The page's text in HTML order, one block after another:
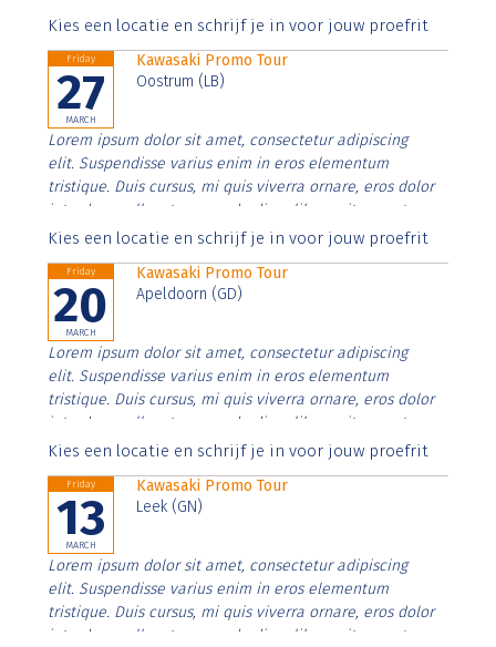
Aenean faucibus nibh et justo cursus id rutrum lorem
Kies een locatie en schrijf je in voor jouw proefrit
Friday
27
MARCH
Kawasaki Promo Tour
Oostrum (LB)
Lorem ipsum dolor sit amet, consectetur adipiscing
elit. Suspendisse varius enim in eros elementum
tristique. Duis cursus, mi quis viverra ornare, eros dolor
interdum nulla, ut commodo diam libero vitae erat.
Aenean faucibus nibh et justo cursus id rutrum lorem
Kies een locatie en schrijf je in voor jouw proefrit
Friday
20
MARCH
Kawasaki Promo Tour
Apeldoorn (GD)
Lorem ipsum dolor sit amet, consectetur adipiscing
elit. Suspendisse varius enim in eros elementum
tristique. Duis cursus, mi quis viverra ornare, eros dolor
interdum nulla, ut commodo diam libero vitae erat.
Aenean faucibus nibh et justo cursus id rutrum lorem
Kies een locatie en schrijf je in voor jouw proefrit
Friday
13
MARCH
Kawasaki Promo Tour
Leek (GN)
Lorem ipsum dolor sit amet, consectetur adipiscing
elit. Suspendisse varius enim in eros elementum
tristique. Duis cursus, mi quis viverra ornare, eros dolor
interdum nulla, ut commodo diam libero vitae erat.